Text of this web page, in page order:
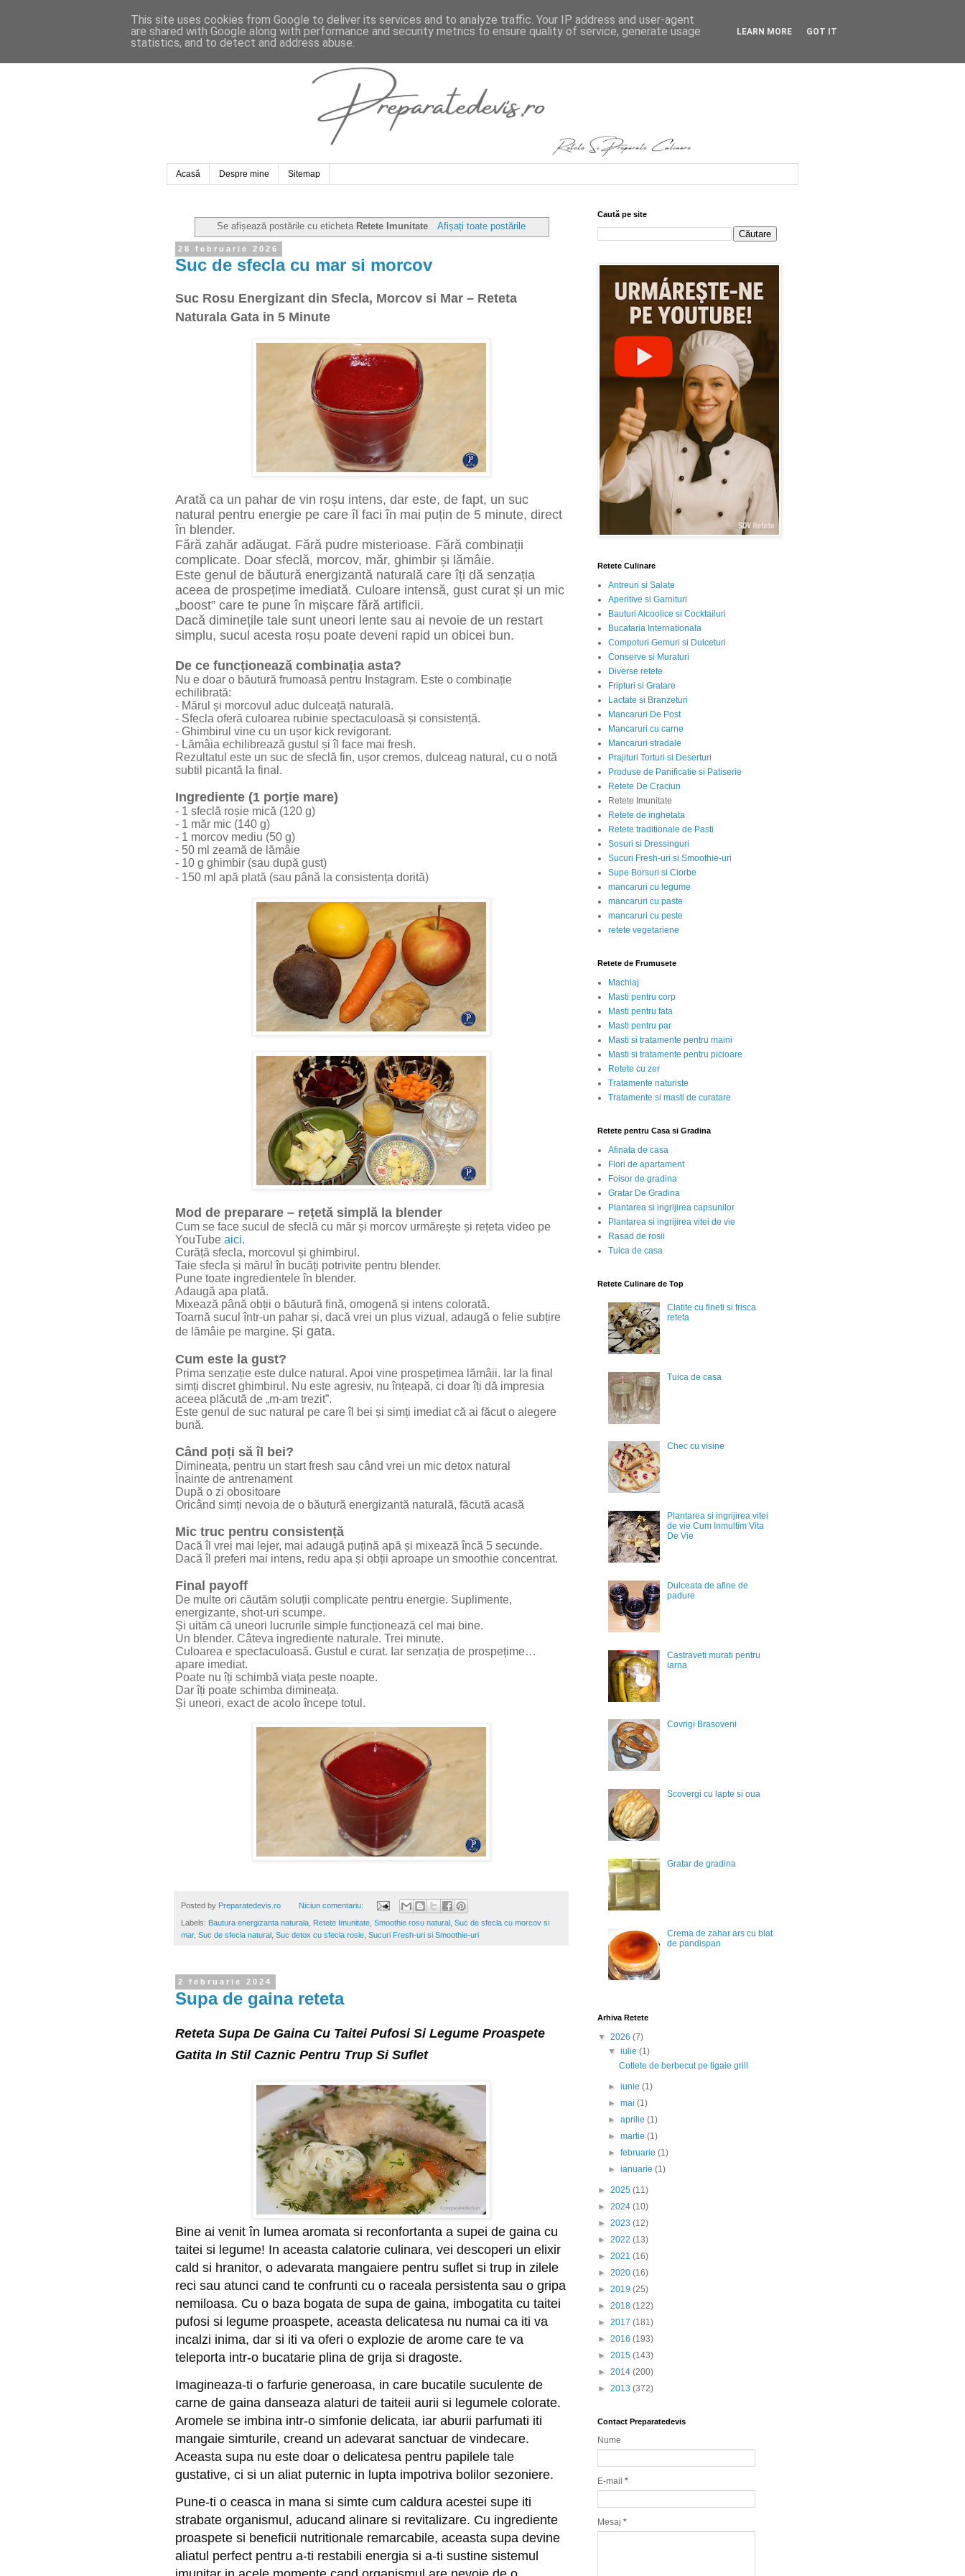
Acasă Despre mine Sitemap
Se afișează postările cu eticheta Retete Imunitate. Afișați toate postările
28 februarie 2026
Suc de sfecla cu mar si morcov
Suc Rosu Energizant din Sfecla, Morcov si Mar – Reteta
Naturala Gata in 5 Minute
Arată ca un pahar de vin roșu intens, dar este, de fapt, un suc
natural pentru energie pe care îl faci în mai puțin de 5 minute, direct
în blender.
Fără zahăr adăugat. Fără pudre misterioase. Fără combinații
complicate. Doar sfeclă, morcov, măr, ghimbir și lămâie.
Este genul de băutură energizantă naturală care îți dă senzația
aceea de prospețime imediată. Culoare intensă, gust curat și un mic
„boost” care te pune în mișcare fără artificii.
Dacă diminețile tale sunt uneori lente sau ai nevoie de un restart
simplu, sucul acesta roșu poate deveni rapid un obicei bun.
De ce funcționează combinația asta?
Nu e doar o băutură frumoasă pentru Instagram. Este o combinație
echilibrată:
- Mărul și morcovul aduc dulceață naturală.
- Sfecla oferă culoarea rubinie spectaculoasă și consistență.
- Ghimbirul vine cu un ușor kick revigorant.
- Lămâia echilibrează gustul și îl face mai fresh.
Rezultatul este un suc de sfeclă fin, ușor cremos, dulceag natural, cu o notă
subtil picantă la final.
Ingrediente (1 porție mare)
- 1 sfeclă roșie mică (120 g)
- 1 măr mic (140 g)
- 1 morcov mediu (50 g)
- 50 ml zeamă de lămâie
- 10 g ghimbir (sau după gust)
- 150 ml apă plată (sau până la consistența dorită)
Mod de preparare – rețetă simplă la blender
Cum se face sucul de sfeclă cu măr și morcov urmărește și rețeta video pe
YouTube aici.
Curăță sfecla, morcovul și ghimbirul.
Taie sfecla și mărul în bucăți potrivite pentru blender.
Pune toate ingredientele în blender.
Adaugă apa plată.
Mixează până obții o băutură fină, omogenă și intens colorată.
Toarnă sucul într-un pahar și, dacă vrei un plus vizual, adaugă o felie subțire
de lămâie pe margine. Și gata.
Cum este la gust?
Prima senzație este dulce natural. Apoi vine prospețimea lămâii. Iar la final
simți discret ghimbirul. Nu este agresiv, nu înțeapă, ci doar îți dă impresia
aceea plăcută de „m-am trezit”.
Este genul de suc natural pe care îl bei și simți imediat că ai făcut o alegere
bună.
Când poți să îl bei?
Dimineața, pentru un start fresh sau când vrei un mic detox natural
Înainte de antrenament
După o zi obositoare
Oricând simți nevoia de o băutură energizantă naturală, făcută acasă
Mic truc pentru consistență
Dacă îl vrei mai lejer, mai adaugă puțină apă și mixează încă 5 secunde.
Dacă îl preferi mai intens, redu apa și obții aproape un smoothie concentrat.
Final payoff
De multe ori căutăm soluții complicate pentru energie. Suplimente,
energizante, shot-uri scumpe.
Și uităm că uneori lucrurile simple funcționează cel mai bine.
Un blender. Câteva ingrediente naturale. Trei minute.
Culoarea e spectaculoasă. Gustul e curat. Iar senzația de prospețime…
apare imediat.
Poate nu îți schimbă viața peste noapte.
Dar îți poate schimba dimineața.
Și uneori, exact de acolo începe totul.
Posted by Preparatedevis.ro Niciun comentariu:
Labels: Bautura energizanta naturala Retete Imunitate Smoothie rosu natural Suc de sfecla cu morcov si
mar, Suc de sfecla natural Suc detox cu sfecla rosie Sucuri Fresh-uri si Smoothie-uri
2 februarie 2024
Supa de gaina reteta
Reteta Supa De Gaina Cu Taitei Pufosi Si Legume Proaspete
Gatita In Stil Caznic Pentru Trup Si Suflet
Bine ai venit în lumea aromata si reconfortanta a supei de gaina cu
taitei si legume! In aceasta calatorie culinara, vei descoperi un elixir
cald si hranitor, o adevarata mangaiere pentru suflet si trup in zilele
reci sau atunci cand te confrunti cu o raceala persistenta sau o gripa
nemiloasa. Cu o baza bogata de supa de gaina, imbogatita cu taitei
pufosi si legume proaspete, aceasta delicatesa nu numai ca iti va
incalzi inima, dar si iti va oferi o explozie de arome care te va
teleporta intr-o bucatarie plina de grija si dragoste.
Imagineaza-ti o farfurie generoasa, in care bucatile suculente de
carne de gaina danseaza alaturi de taiteii aurii si legumele colorate.
Aromele se imbina intr-o simfonie delicata, iar aburii parfumati iti
mangaie simturile, creand un adevarat sanctuar de vindecare.
Aceasta supa nu este doar o delicatesa pentru papilele tale
gustative, ci si un aliat puternic in lupta impotriva bolilor sezoniere.
Pune-ti o ceasca in mana si simte cum caldura acestei supe iti
strabate organismul, aducand alinare si revitalizare. Cu ingrediente
proaspete si beneficii nutritionale remarcabile, aceasta supa devine
aliatul perfect pentru a-ti restabili energia si a-ti sustine sistemul
Caută pe site
Retete Culinare
Antreuri si Salate
Aperitive si Garnituri
Bauturi Alcoolice si Cocktailuri
Bucataria Internationala
Compoturi Gemuri si Dulceturi
Conserve si Muraturi
Diverse retete
Fripturi si Gratare
Lactate si Branzeturi
Mancaruri De Post
Mancaruri cu carne
Mancaruri stradale
Prajituri Torturi si Deserturi
Produse de Panificatie si Patiserie
Retete De Craciun
Retete Imunitate
Retete de inghetata
Retete traditionale de Pasti
Sosuri si Dressinguri
Sucuri Fresh-uri si Smoothie-uri
Supe Borsuri si Ciorbe
mancaruri cu legume
mancaruri cu paste
mancaruri cu peste
retete vegetariene
Retete de Frumusete
Machiaj
Masti pentru corp
Masti pentru fata
Masti pentru par
Masti si tratamente pentru maini
Masti si tratamente pentru picioare
Retete cu zer
Tratamente naturiste
Tratamente si masti de curatare
Retete pentru Casa si Gradina
Afinata de casa
Flori de apartament
Foisor de gradina
Gratar De Gradina
Plantarea si ingrijirea capsunilor
Plantarea si ingrijirea vitei de vie
Rasad de rosii
Tuica de casa
Retete Culinare de Top
Clatite cu fineti si frisca
reteta
Tuica de casa
Chec cu visine
Plantarea si ingrijirea vitei
de vie Cum Inmultim Vita
De Vie
Dulceata de afine de
padure
Castraveti murati pentru
iarna
Covrigi Brasoveni
Scovergi cu lapte si oua
Gratar de gradina
Crema de zahar ars cu blat
de pandispan
Arhiva Retete
▼ 2026 (7)
▼iulie(1)
Cotlete de berbecut pe tigaie grill
►iunie(1)
►mai(1)
►aprilie(1)
►martie(1)
►februarie(1)
►ianuarie(1)
► 2025 (11)
► 2024 (10)
► 2023 (12)
► 2022 (13)
► 2021 (16)
► 2020 (16)
► 2019 (25)
► 2018 (122)
► 2017 (181)
► 2016 (193)
► 2015 (143)
► 2014 (200)
► 2013 (372)
Contact Preparatedevis
Nume
E-mail *
Mesaj *
This site uses cookies from Google to deliver its services and to analyze traffic. Your IP address and user-agent
are shared with Google along with performance and security metrics to ensure quality of service, generate usage
statistics, and to detect and address abuse.
LEARN MORE GOT IT